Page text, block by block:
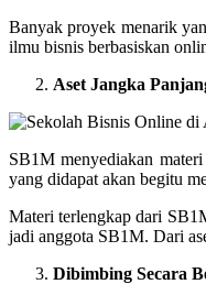
Banyak proyek menarik
ilmu bisnis berbasiskan
Aset Jangka
SB1M menyediakan
yang didapat akan begitu
Materi terlengkap dari
jadi anggota SB1M. Dari
Dibimbing Secara